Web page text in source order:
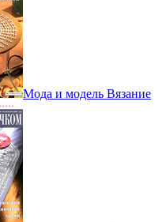
Мода и модель Вязание